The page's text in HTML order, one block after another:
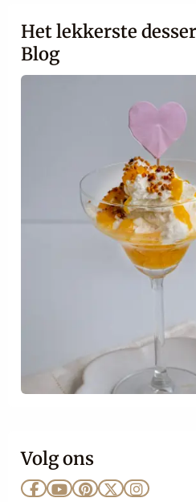
Het lekkerste
Blog
Volg ons
Ga Ga Ga Ga Ga